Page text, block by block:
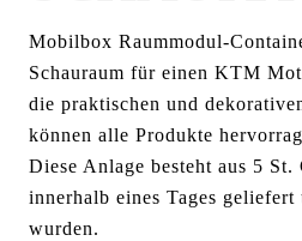
Mobilbox Raummodul-
Schauraum für einen KTM
die praktischen und
können alle Produkte
Diese Anlage besteht aus 5 St.
innerhalb eines Tages
wurden.